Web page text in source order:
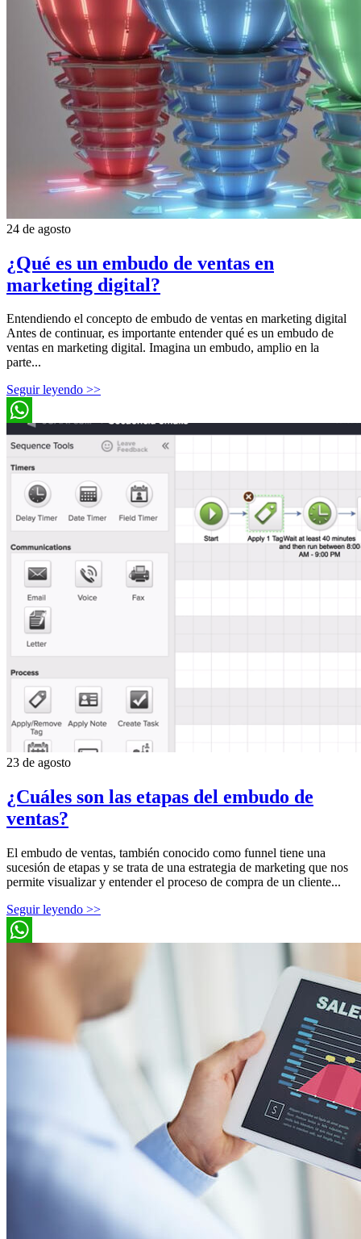
24 de agosto
¿Qué es un embudo de ventas en
marketing digital?
Entendiendo el concepto de embudo de ventas en marketing digital
Antes de continuar, es importante entender qué es un embudo de
ventas en marketing digital. Imagina un embudo, amplio en la
parte...
Seguir leyendo >>
WhatsApp
23 de agosto
¿Cuáles son las etapas del embudo de
ventas?
El embudo de ventas, también conocido como funnel tiene una
sucesión de etapas y se trata de una estrategia de marketing que nos
permite visualizar y entender el proceso de compra de un cliente...
Seguir leyendo >>